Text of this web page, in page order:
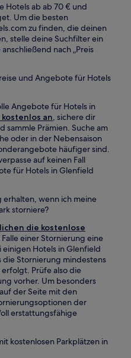
Hotels ab ab 70 € und
Um die besten
zu finden, die deinen
stelle deine Suchfilter ein
nach „Preis
und Angebote für Hotels
Angebote für Hotels in
an, sichere dir
sammle Prämien. Suche am
oder in der Nebensaison
häufiger sind.
auf keinen Fall
für Hotels in Glenfield
erhalten, wenn ich meine
storniere?
die kostenlose
Falle einer Stornierung eine
Hotels in Glenfield
die Stornierung mindestens
Prüfe also die
vorher. Um besonders
der Seite mit den
der
erstattungsfähige
kostenlosen Parkplätzen in